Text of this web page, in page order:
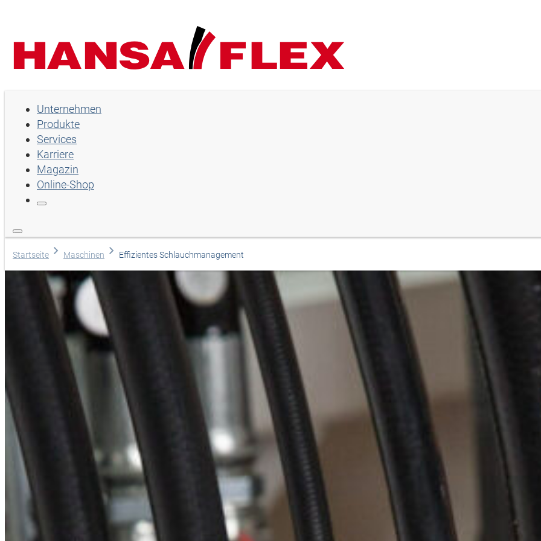
Unternehmen
Produkte
Services
Karriere
Magazin
Online-Shop
Startseite Maschinen Effizientes Schlauchmanagement
Europe
Asia & Pacific
Africa
North America
Deutsch English Hrvatski
Ihr direkter Draht zu uns
Haben Sie Fragen zu unseren Services und Produkten? Oder
+385 1 2059 895
Mo - Fr 8:00 - 18:00
Sa 8:00 - 13:00
Sonn- und Feiertage sind ausgenommen
Oder
Nehmen
Kontakt
Hilfe und
Finden
Unternehmen
Produkte
Services
Karriere
Sprache wählen
Hilfe und Kontakt
Niederlassungssuche